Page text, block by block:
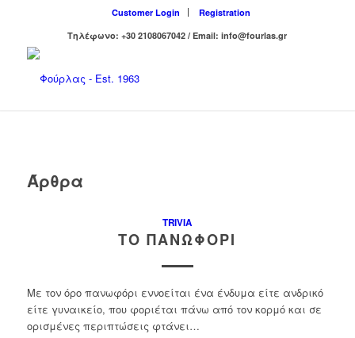
Customer Login
Registration
Τηλέφωνο: +30 2108067042 / Email: info@fourlas.gr
Άρθρα
TRIVIA
ΤΟ ΠΑΝΩΦΌΡΙ
Με τον όρο πανωφόρι εννοείται ένα ένδυμα είτε ανδρικό
είτε γυναικείο, που φοριέται πάνω από τον κορμό και σε
ορισμένες περιπτώσεις φτάνει…